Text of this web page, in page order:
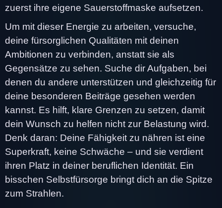
zuerst ihre eigene Sauerstoffmaske aufsetzen.
Um mit dieser Energie zu arbeiten, versuche,
deine fürsorglichen Qualitäten mit deinen
Ambitionen zu verbinden, anstatt sie als
Gegensätze zu sehen. Suche dir Aufgaben, bei
denen du andere unterstützen und gleichzeitig für
deine besonderen Beiträge gesehen werden
kannst. Es hilft, klare Grenzen zu setzen, damit
dein Wunsch zu helfen nicht zur Belastung wird.
Denk daran: Deine Fähigkeit zu nähren ist eine
Superkraft, keine Schwäche – und sie verdient
ihren Platz in deiner beruflichen Identität. Ein
bisschen Selbstfürsorge bringt dich an die Spitze
zum Strahlen.